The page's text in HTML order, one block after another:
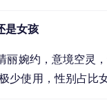
是女孩
丽婉约，意境空灵
少使用，性别占比